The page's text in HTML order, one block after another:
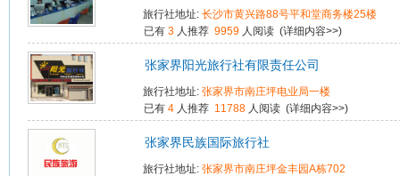
旅行社地址:长沙市黄兴路88号平和堂商务楼25楼
已有3 人推荐9959 人阅读 (详细内容>>)
张家界阳光旅行社有限责任公司
旅行社地址:张家界市南庄坪电业局一楼
已有4 人推荐 11788 人阅读 (详细内容>>)
张家界民族国际旅行社
旅行社地址:张家界市南庄坪金丰园A栋702